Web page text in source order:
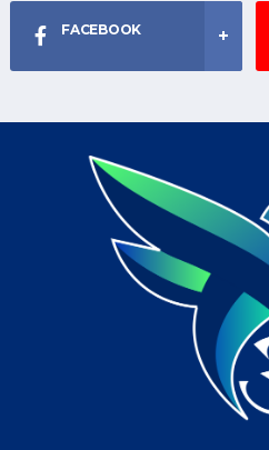
FACEBOOK